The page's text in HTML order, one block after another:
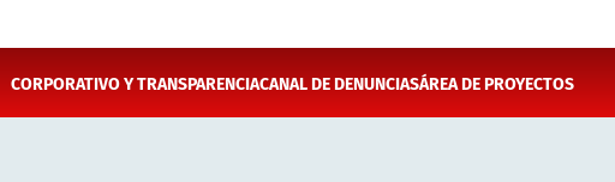
CORPORATIVO Y TRANSPARENCIACANAL DE DENUNCIASÁREA DE PROYECTOS